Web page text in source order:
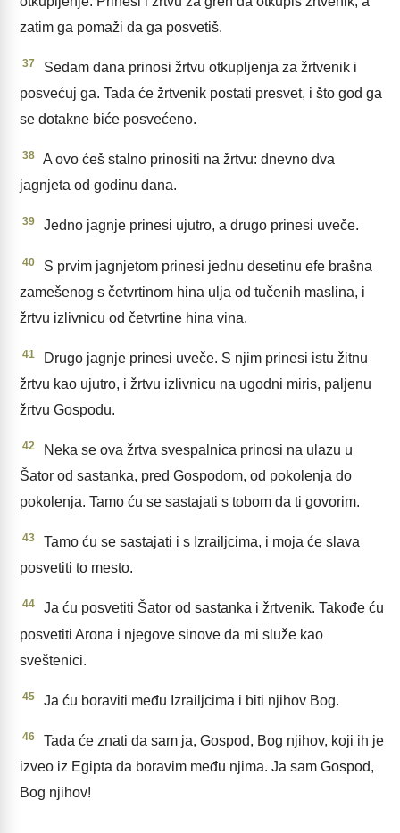
zatim ga pomaži da ga posvetiš.
37
Sedam dana prinosi žrtvu otkupljenja za žrtvenik i
posvećuj ga. Tada će žrtvenik postati presvet, i što god ga
se dotakne biće posvećeno.
38
A ovo ćeš stalno prinositi na žrtvu: dnevno dva
jagnjeta od godinu dana.
39 Jedno jagnje prinesi ujutro, a drugo prinesi uveče.
40
S prvim jagnjetom prinesi jednu desetinu efe brašna
zamešenog s četvrtinom hina ulja od tučenih maslina, i
žrtvu izlivnicu od četvrtine hina vina.
41
Drugo jagnje prinesi uveče. S njim prinesi istu žitnu
žrtvu kao ujutro, i žrtvu izlivnicu na ugodni miris, paljenu
žrtvu Gospodu.
42
Neka se ova žrtva svespalnica prinosi na ulazu u
Šator od sastanka, pred Gospodom, od pokolenja do
pokolenja. Tamo ću se sastajati s tobom da ti govorim.
43
Tamo ću se sastajati i s Izrailjcima, i moja će slava
posvetiti to mesto.
44
Ja ću posvetiti Šator od sastanka i žrtvenik. Takođe ću
posvetiti Arona i njegove sinove da mi služe kao
sveštenici.
45 Ja ću boraviti među Izrailjcima i biti njihov Bog.
46
Tada će znati da sam ja, Gospod, Bog njihov, koji ih je
izveo iz Egipta da boravim među njima. Ja sam Gospod,
Bog njihov!